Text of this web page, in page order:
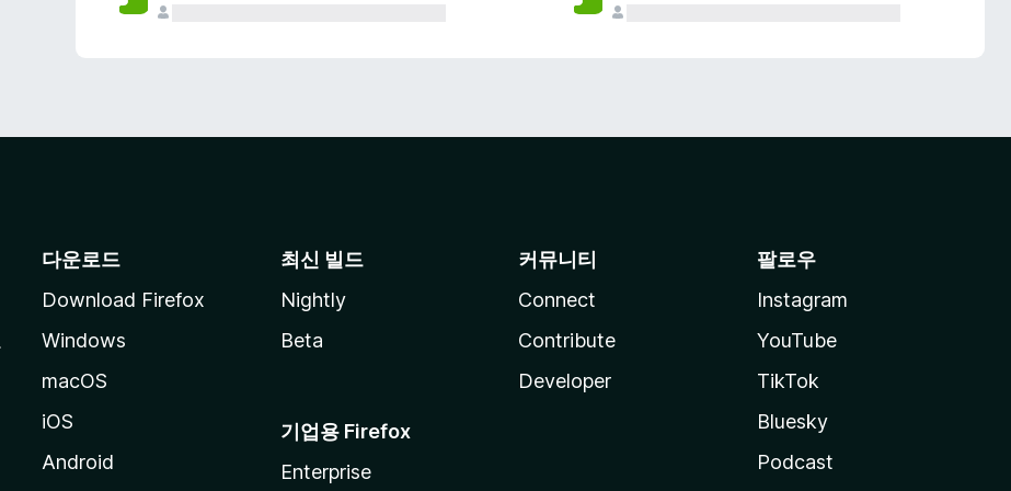
다운로드
Download Firefox
Windows
macOS
iOS
Android
최신 빌드
Nightly
Beta
기업용 Firefox
Enterprise
커뮤니티
Connect
Contribute
Developer
팔로우
Instagram
YouTube
TikTok
Bluesky
Podcast